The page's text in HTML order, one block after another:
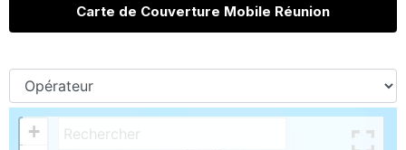
Carte de Couverture Mobile Réunion